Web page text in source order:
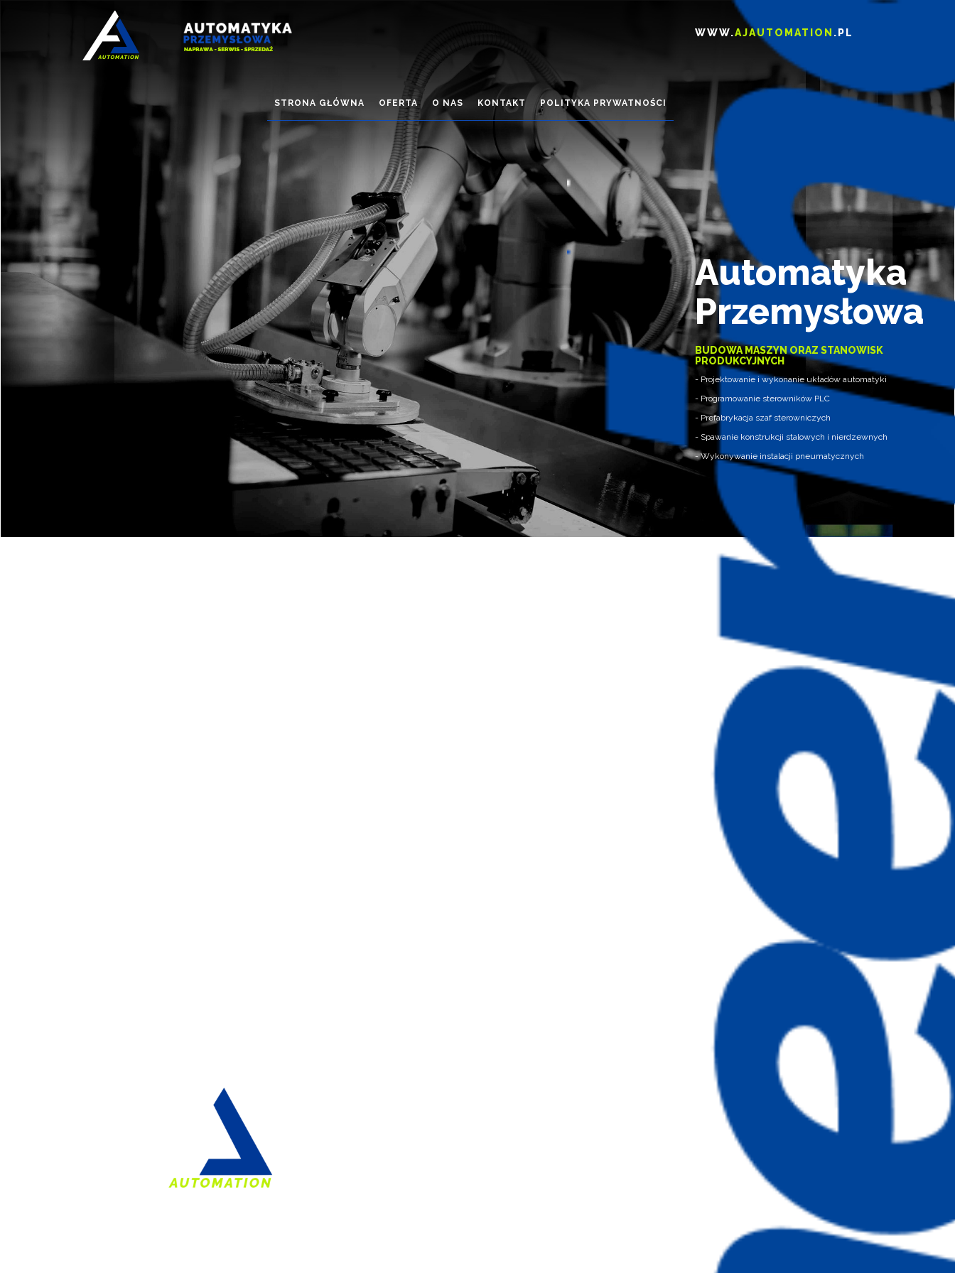
STRONA GŁÓWNA OFERTA O NAS KONTAKT POLITYKA PRYWATNOŚCI
WWW.AJAUTOMATION .PL
Automatyka
Przemysłowa
BUDOWA MASZYN ORAZ STANOWISK
PRODUKCYJNYCH
- Projektowanie i wykonanie układów automatyki
- Programowanie sterowników PLC
- Prefabrykacja szaf sterowniczych
- Spawanie konstrukcji stalowych i nierdzewnych
- Wykonywanie instalacji pneumatycznych